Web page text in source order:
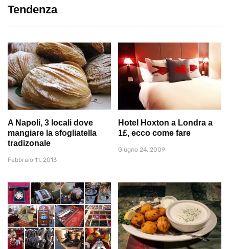
Tendenza
A Napoli, 3 locali dove
mangiare la sfogliatella
tradizonale
Febbraio 11, 2013
Hotel Hoxton a Londra a
1£, ecco come fare
Giugno 24, 2009